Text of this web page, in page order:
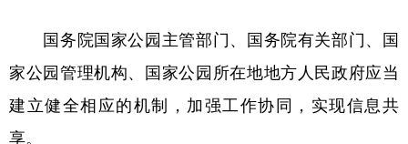
国务院国家公园主管部门、国务院有关部门、国
家公园管理机构、国家公园所在地地方人民政府应当
建立健全相应的机制，加强工作协同，实现信息共
享。